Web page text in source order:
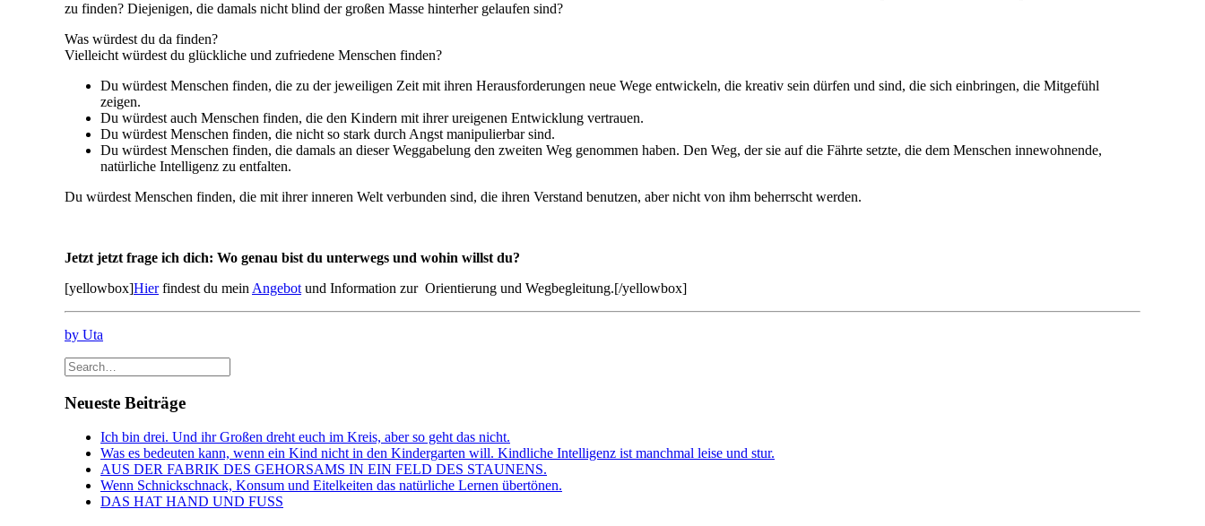
zu finden? Diejenigen, die damals nicht blind der großen Masse hinterher gelaufen sind?
Was würdest du da finden?
Vielleicht würdest du glückliche und zufriedene Menschen finden?
Du würdest Menschen finden, die zu der jeweiligen Zeit mit ihren Herausforderungen neue Wege entwickeln, die kreativ sein dürfen und sind, die sich einbringen, die Mitgefühl
zeigen.
Du würdest auch Menschen finden, die den Kindern mit ihrer ureigenen Entwicklung vertrauen.
Du würdest Menschen finden, die nicht so stark durch Angst manipulierbar sind.
Du würdest Menschen finden, die damals an dieser Weggabelung den zweiten Weg genommen haben. Den Weg, der sie auf die Fährte setzte, die dem Menschen innewohnende,
natürliche Intelligenz zu entfalten.
Du würdest Menschen finden, die mit ihrer inneren Welt verbunden sind, die ihren Verstand benutzen, aber nicht von ihm beherrscht werden.
Jetzt jetzt frage ich dich: Wo genau bist du unterwegs und wohin willst du?
[yellowbox]Hierfindest du mein Angebot und Information zur Orientierung und Wegbegleitung.[/yellowbox]
by Uta
Neueste Beiträge
Ich bin drei. Und ihr Großen dreht euch im Kreis, aber so geht das nicht.
Was es bedeuten kann, wenn ein Kind nicht in den Kindergarten will. Kindliche Intelligenz ist manchmal leise und stur.
AUS DER FABRIK DES GEHORSAMS IN EIN FELD DES STAUNENS.
Wenn Schnickschnack, Konsum und Eitelkeiten das natürliche Lernen übertönen.
DAS HAT HAND UND FUSS